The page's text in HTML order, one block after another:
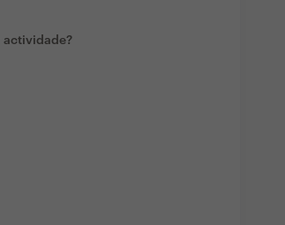
actividade?